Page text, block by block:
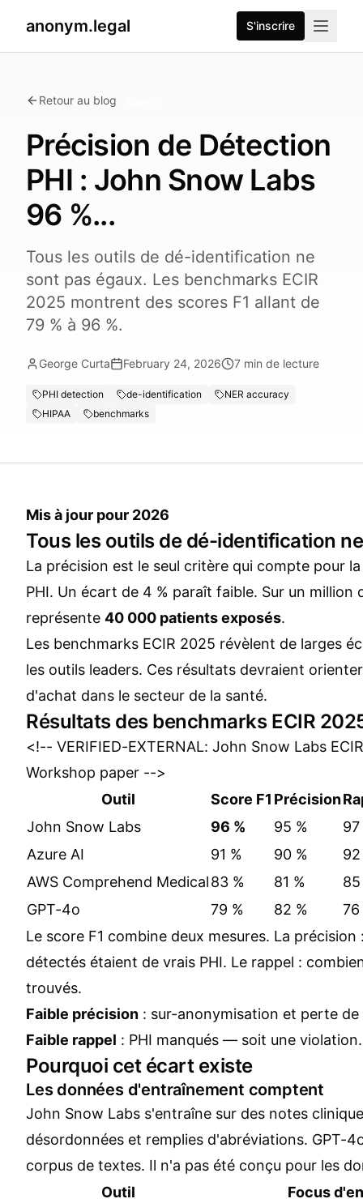
anonym.legal S'inscrire
Retour au blog
Précision de Détection
PHI : John Snow Labs
96 %...
Tous les outils de dé-identification ne
sont pas égaux. Les benchmarks ECIR
2025 montrent des scores F1 allant de
79 % à 96 %.
George Curta February 24, 2026 7 min de lecture
PHI detection de-identification
NER accuracy
HIPAA
benchmarks
Mis à jour pour 2026
Tous les outils de dé-identification
La précision est le seul critère qui compte pour
PHI. Un écart de 4 % paraît faible. Sur un million
représente 40 000 patients exposés.
Les benchmarks ECIR 2025 révèlent de larges
les outils leaders. Ces résultats devraient
d'achat dans le secteur de la santé.
Résultats des benchmarks ECIR
<!-- VERIFIED-EXTERNAL: John Snow Labs
Workshop paper -->
Outil
Score F1 Précision
John Snow Labs
96 % 95 %
97
Azure AI
91 % 90 %
92
AWS Comprehend Medical83 % 81 %
85
GPT-4o
79 % 82 %
76
Le score F1 combine deux mesures. La
détectés étaient de vrais PHI. Le rappel :
trouvés.
Faible précision : sur-anonymisation et perte
Faible rappel : PHI manqués — soit une violation.
Pourquoi cet écart existe
Les données d'entraînement comptent
John Snow Labs s'entraîne sur des notes
désordonnées et remplies d'abréviations. GPT-
corpus de textes. Il n'a pas été conçu pour les
Outil
Focus